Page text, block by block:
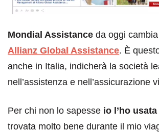
Mondial Assistance da oggi
Allianz Global Assistance. È
anche in Italia, indicherà la società
nell’assistenza e nell’assicurazione
Per chi non lo sapesse io l’ho usata
trovata molto bene durante il mio